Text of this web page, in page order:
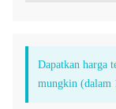
Dapatkan harga
mungkin (dalam